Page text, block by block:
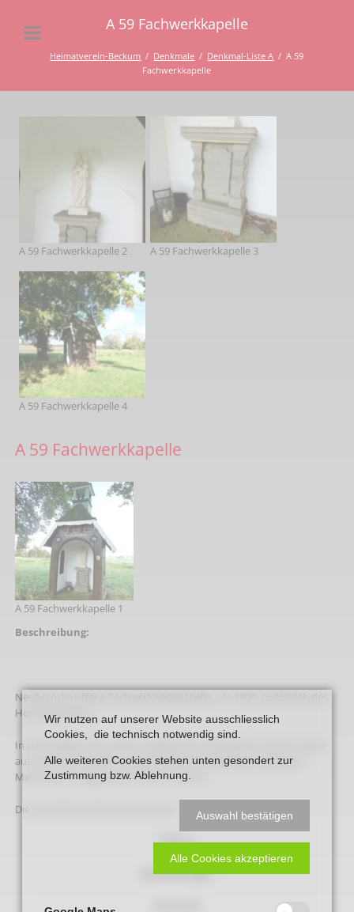
A 59 Fachwerkkapelle
Heimatverein-Beckum Denkmale Denkmal-Liste A
A 59
Fachwerkkapelle
A 59 Fachwerkkapelle 2 A 59 Fachwerkkapelle 3
A 59 Fachwerkkapelle 4
A 59 Fachwerkkapelle
A 59 Fachwerkkapelle 1
Beschreibung:
Neobarocke offene Fachwerkwegekapelle, um 1900, südöstlich des
Hofe Westhöfe 3.
In der Kapelle unter einem angeputzten Gewölbe ein hoher Sockel
aus Stein mit Inschrift , darauf stehend neogotische stehende
Madonna mit segnendem Kind aus Stein.
Die Inschrift auf dem Sockel lautet:
Maria
Maienkönigin
Wir nutzen auf unserer Website ausschliesslich
Cookies, die technisch notwendig sind.
Alle weiteren Cookies stehen unten gesondert zur
Zustimmung bzw. Ablehnung.
Auswahl bestätigen
Alle Cookies akzeptieren